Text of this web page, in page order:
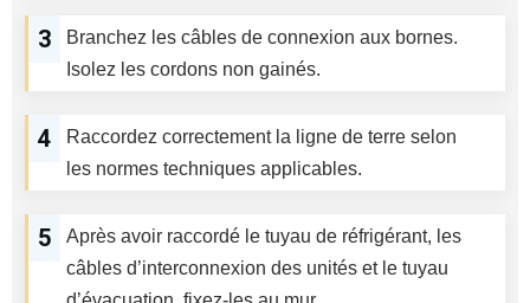
3
Branchez les câbles de connexion aux bornes.
Isolez les cordons non gainés.
4
Raccordez correctement la ligne de terre selon
les normes techniques applicables.
5
Après avoir raccordé le tuyau de réfrigérant, les
câbles d’interconnexion des unités et le tuyau